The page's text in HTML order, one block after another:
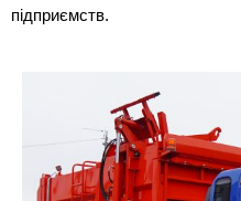
підприємств.